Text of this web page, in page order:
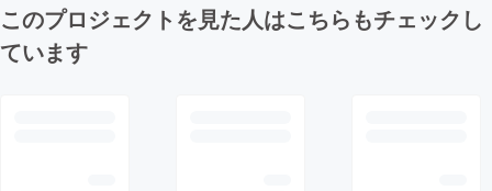
このプロジェクトを見た人はこちらもチェックし
ています